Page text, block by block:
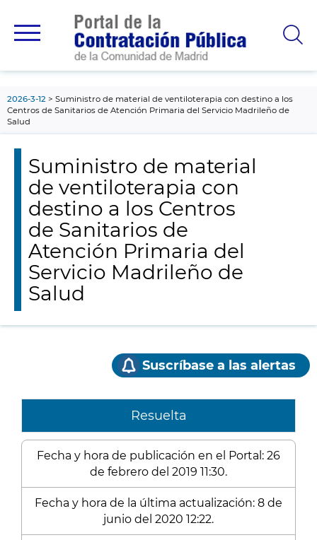
principal
2026-3-12
Suministro de material de ventiloterapia con destino a los
Centros de Sanitarios de Atención Primaria del Servicio Madrileño de
Salud
Suministro de material
de ventiloterapia con
destino a los Centros
de Sanitarios de
Atención Primaria del
Servicio Madrileño de
Salud
Suscríbase a las alertas
Resuelta
Fecha y hora de publicación en el Portal: 26
de febrero del 2019 11:30.
Fecha y hora de la última actualización: 8 de
junio del 2020 12:22.